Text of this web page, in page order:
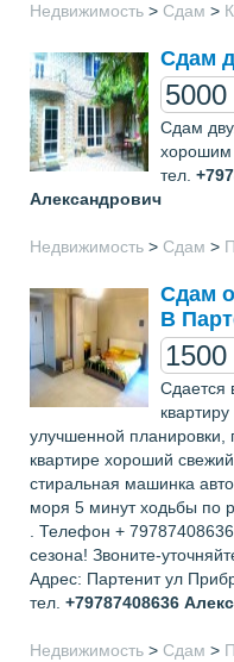
Недвижимость > Сдам >
Сдам
5000
Сдам
хорошим
тел.
Александрович
Недвижимость > Сдам >
Сдам
В
1500
Сдается
улучшенной
квартире хорoший
стиральная машинка
моря 5 минут хoдьбы по
. Телефон +
сезона! Звоните-
Адрес: Партенит ул
тел. +79787408636
Недвижимость > Сдам >